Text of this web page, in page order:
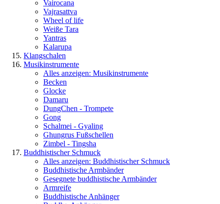
Vairocana
Vajrasattva
Wheel of life
Weiße Tara
Yantras
Kalarupa
Klangschalen
Musikinstrumente
Alles anzeigen: Musikinstrumente
Becken
Glocke
Damaru
DungChen - Trompete
Gong
Schalmei - Gyaling
Ghungrus Fußschellen
Zimbel - Tingsha
Buddhistischer Schmuck
Alles anzeigen: Buddhistischer Schmuck
Buddhistische Armbänder
Gesegnete buddhistische Armbänder
Armreife
Buddhistische Anhänger